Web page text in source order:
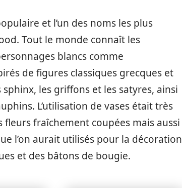
et l’un des noms les plus
Tout le monde connaît les
blancs comme
de figures classiques grecques et
les griffons et les satyres, ainsi
L’utilisation de vases était très
fraîchement coupées mais aussi
l’on aurait utilisés pour la décoration
et des bâtons de bougie.